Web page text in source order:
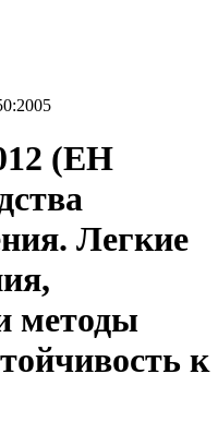
(ЕН
Легкие
методы
к